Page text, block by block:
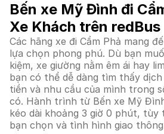
Bến xe Mỹ Đình đi
Xe Khách trên redBus
Các hãng xe đi Cẩm Phả mang
lựa chọn phong phú. Dù bạn
kiệm, xe giường nằm êm ái hay
bạn có thể dễ dàng tìm thấy
tiền và nhu cầu của mình trong
có. Hành trình từ Bến xe Mỹ
kéo dài khoảng 3 giờ 0 phút, tùy
bạn chọn và tình hình giao